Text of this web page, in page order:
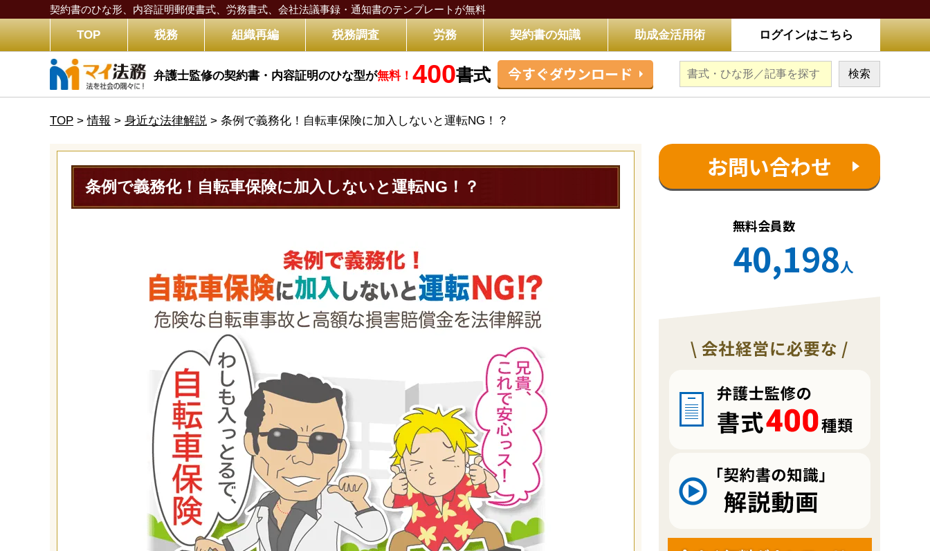
契約書のひな形、内容証明郵便書式、労務書式、 会社法議事録・通知書のテンプレートが無料
TOP 税務 組織再編 税務調査 労務 契約書の知識 助成金活用術 ログインはこちら
弁護士監修の契約書・内容証明のひな型が無料！ 400書式 今すぐダウンロード
TOP >情報 > 身近な法律解説 > 条例で義務化！自転車保険に加入しないと運転NG！？
条例で義務化！自転車保険に加入しないと運転NG！？
お問い合わせ
無料会員数
40,198人